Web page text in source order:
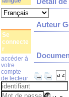
Auteur
Se
connecte
r
accéder à
votre
compte
de lecteur